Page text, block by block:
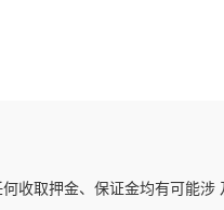
收取押金、保证金均有可能涉